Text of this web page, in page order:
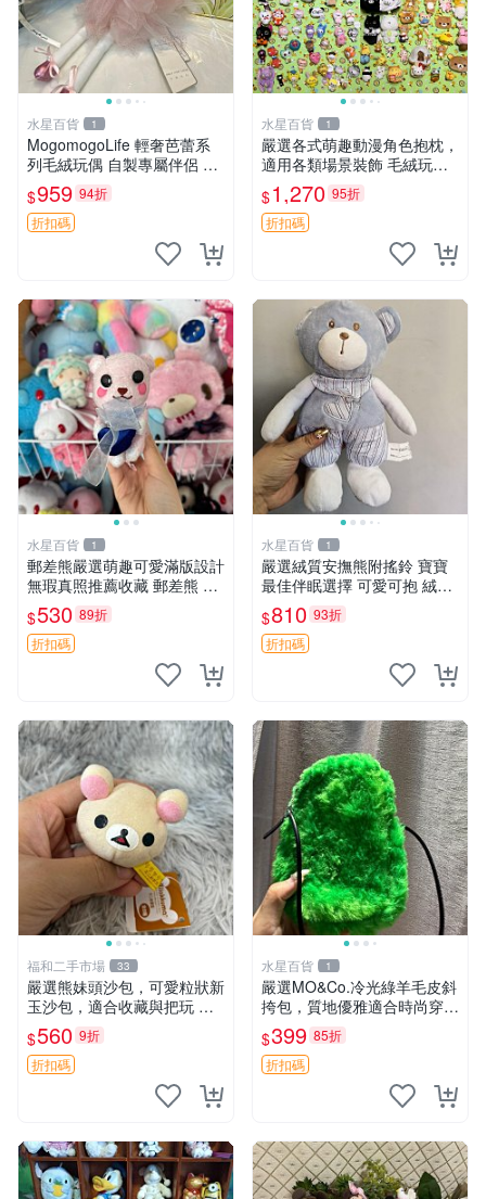
水星百貨 1
MogomogoLife 輕奢芭蕾系
列毛絨玩偶 自製專屬伴侶 帶
標牌全新成色 芭蕾系列 毛絨
玩偶 安撫玩具 新款上架
$959 94折
折扣碼
水星百貨 1
嚴選各式萌趣動漫角色抱枕，
適用各類場景裝飾 毛絨玩
具、卡通抱枕、趣味玩偶
$1,270 95折
折扣碼
水星百貨 1
郵差熊嚴選萌趣可愛滿版設計
無瑕真照推薦收藏 郵差熊 熊
抱枕 紅薯啵啵間
$530 89折
折扣碼
水星百貨 1
嚴選絨質安撫熊附搖鈴 寶寶
最佳伴眠選擇 可愛可抱 絨毛
玩具 安撫熊 嬰兒用
$810 93折
折扣碼
福和二手市場 33
嚴選熊妹頭沙包，可愛粒狀新
玉沙包，適合收藏與把玩 熊
妹 沙包 玉石
$560 9折
折扣碼
水星百貨 1
嚴選MO&Co.冷光綠羊毛皮斜
挎包，質地優雅適合時尚穿搭
冷光綠 皮包 斜挎包
$399 85折
折扣碼